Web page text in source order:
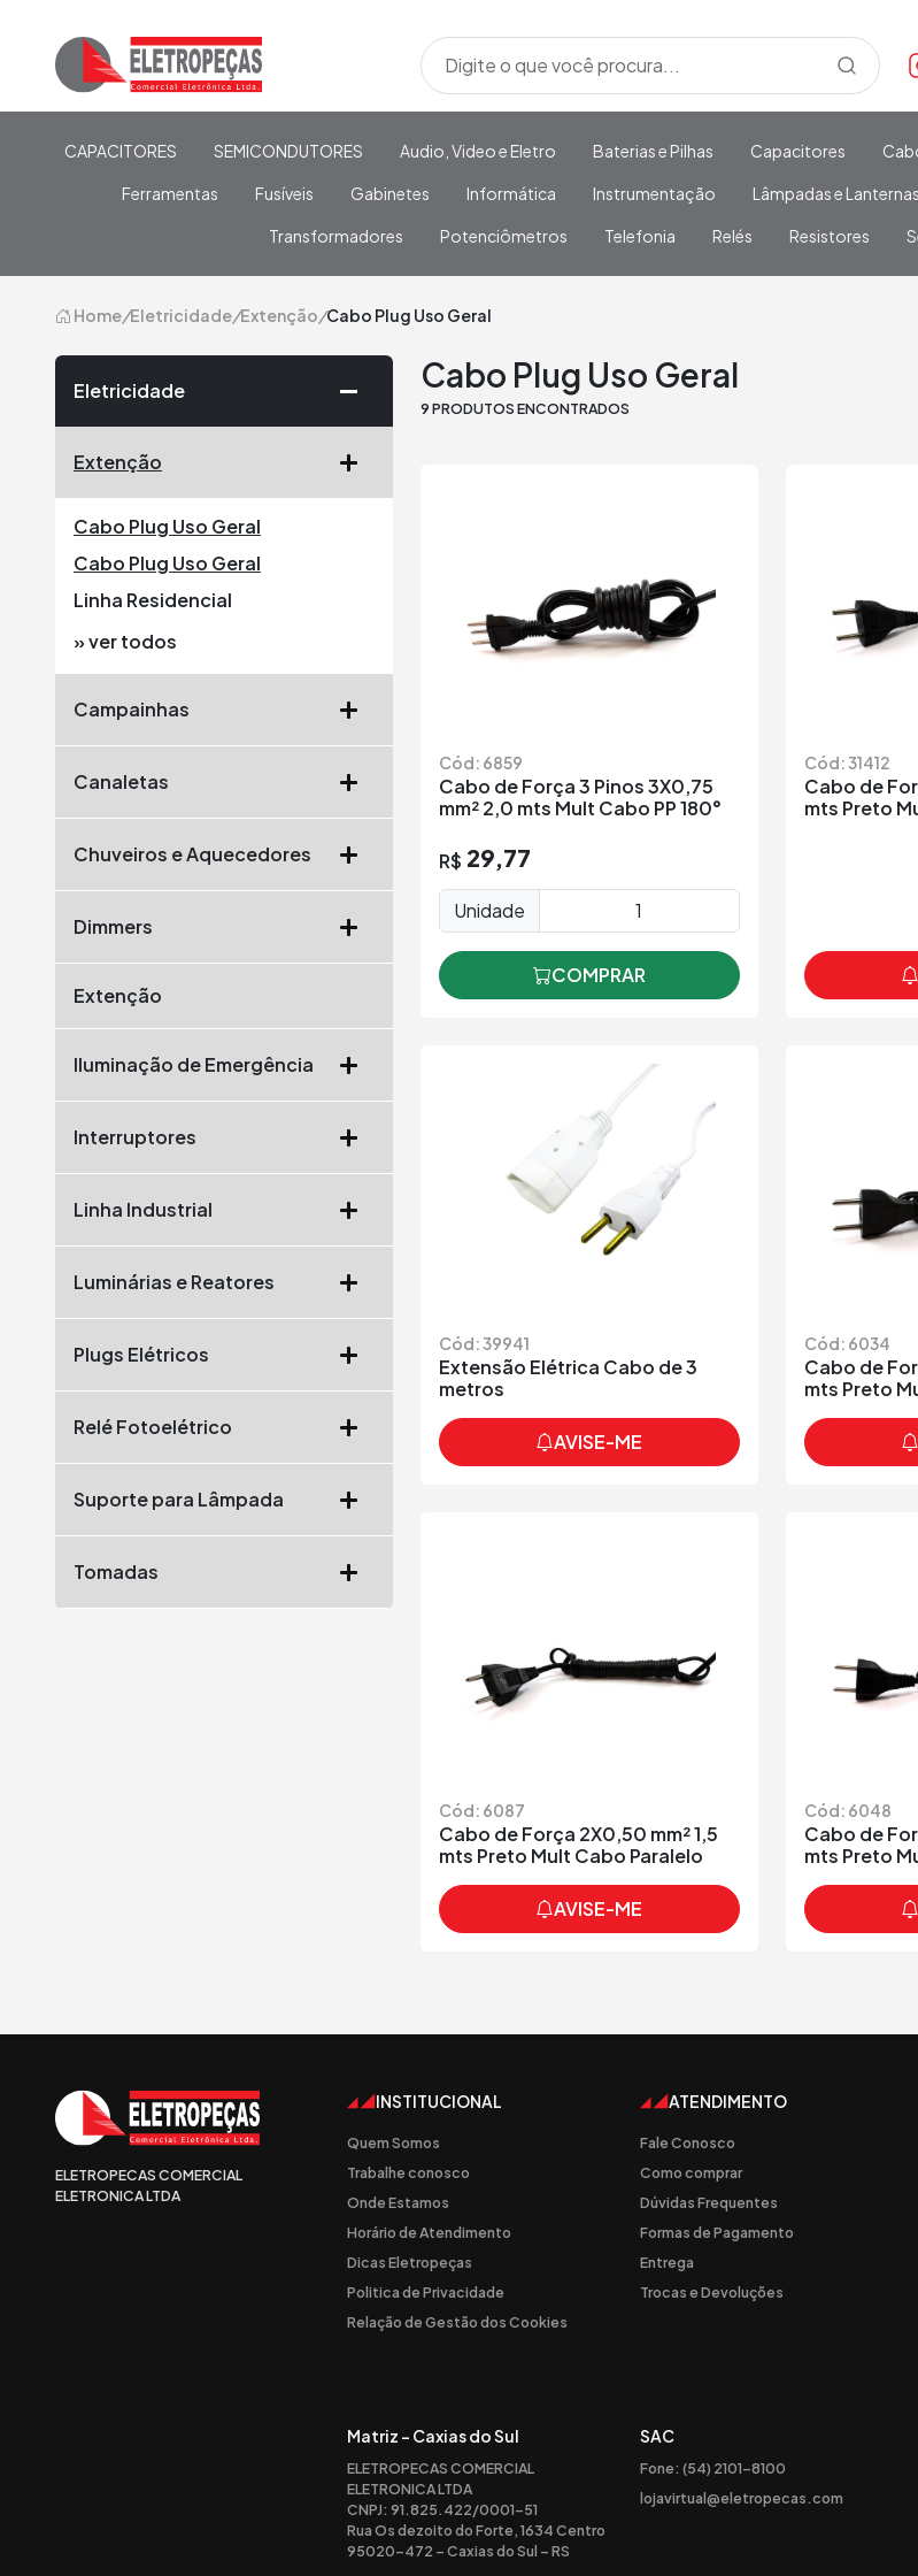
CAPACITORES SEMICONDUTORES Audio, Video e Eletro Baterias e Pilhas Capacitores
Ferramentas Fusíveis Gabinetes Informática Instrumentação Lâmpadas e Lanternas
Transformadores Potenciômetros Telefonia Relés Resistores
Home/Eletricidade/Extenção/Cabo Plug Uso Geral
Eletricidade
Extenção
Cabo Plug Uso Geral
Cabo Plug Uso Geral
Linha Residencial
» ver todos
Campainhas
Canaletas
Chuveiros e Aquecedores
Dimmers
Extenção
Iluminação de Emergência
Interruptores
Linha Industrial
Luminárias e Reatores
Plugs Elétricos
Relé Fotoelétrico
Suporte para Lâmpada
Tomadas
Cabo Plug Uso Geral
9 PRODUTOS ENCONTRADOS
Cód: 6859
Cabo de Força 3 Pinos 3X0,75
mm² 2,0 mts Mult Cabo PP 180°
R$ 29,77
Unidade
COMPRAR
Cód: 31412
Cabo de
mts Preto
Cód: 39941
Extensão Elétrica Cabo de 3
metros
AVISE-ME
Cód: 6034
Cabo de
mts Preto
Cód: 6087
Cabo de Força 2X0,50 mm² 1,5
mts Preto Mult Cabo Paralelo
AVISE-ME
Cód: 6048
Cabo de
mts Preto
ELETROPECAS COMERCIAL
ELETRONICA LTDA
INSTITUCIONAL
Quem Somos
Trabalhe conosco
Onde Estamos
Horário de Atendimento
Dicas Eletropeças
Politica de Privacidade
Relação de Gestão dos Cookies
ATENDIMENTO
Fale Conosco
Como comprar
Dúvidas Frequentes
Formas de Pagamento
Entrega
Trocas e Devoluções
Matriz - Caxias do Sul
ELETROPECAS COMERCIAL
ELETRONICA LTDA
CNPJ: 91.825.422/0001-51
Rua Os dezoito do Forte, 1634 Centro
95020-472 – Caxias do Sul – RS
SAC
Fone: (54) 2101-8100
lojavirtual@eletropecas.com